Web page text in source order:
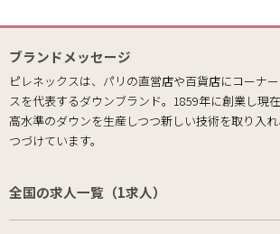
ブランドメッセージ
ピレネックスは、パリの直営店や百貨店にコーナ
スを代表するダウンブランド。1859年に創業し現
高水準のダウンを生産しつつ新しい技術を取り入
つづけています。
全国の求人一覧（1求人）